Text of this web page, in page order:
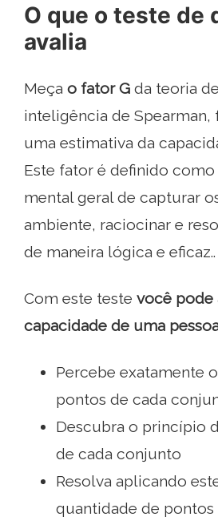
O que o teste de
avalia
Meça o fator G da teoria
inteligência de Spearman,
uma estimativa da
Este fator é definido como
mental geral de capturar
ambiente, raciocinar e
de maneira lógica e eficaz..
Com este teste você pode
capacidade de uma
Percebe exatamente
pontos de cada
Descubra o princípio
de cada conjunto
Resolva aplicando
quantidade de pontos